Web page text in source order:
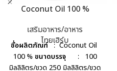
Coconut Oil 100 %
เสริมอาหาร/อาหาร
ไทยเฮิร์บ
ชื่อผลิตภัณฑ์: Coconut Oil
100 % ขนาดบรรจุ : 100
มิลลิลิตร/ขวด 250 มิลลิลิตร/ขวด